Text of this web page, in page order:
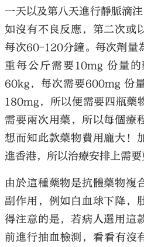
一天以及第八天進行靜脈滴
如沒有不良反應，第二次或
每次60-120分鐘。每次劑量
重每公斤需要10mg 份量
60kg，每次需要600mg 份
180mg，所以便需要四瓶藥
需要兩次用藥，所以每個療
想而知此款藥物費用龐大！
進香港，所以治療安排上需要
由於這種藥物是抗體藥物複
副作用，例如白血球下降，
得注意的是，若病人選用這
前進行抽血檢測，看看有沒